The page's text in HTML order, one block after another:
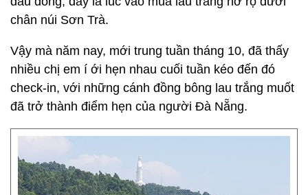
chân núi Sơn Trà.
Vậy mà năm nay, mới trung tuần tháng 10, đã thấy
nhiều chị em í ới hẹn nhau cuối tuần kéo đến đó
check-in, với những cánh đồng bông lau trắng muốt
đã trở thành điểm hẹn của người Đà Nẵng.